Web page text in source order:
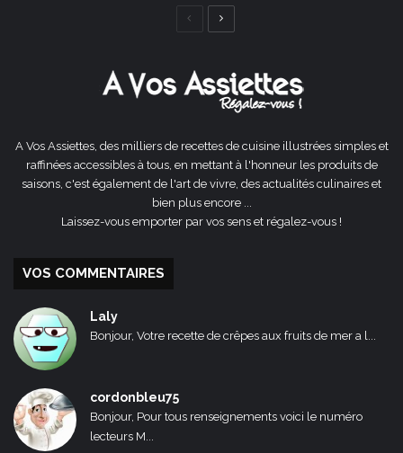
Page
A Vos Assiettes, des milliers de recettes de cuisine illustrées simples et
raffinées accessibles à tous, en mettant à l'honneur les produits de
saisons, c'est également de l'art de vivre, des actualités culinaires et
bien plus encore ...
Laissez-vous emporter par vos sens et régalez-vous !
VOS COMMENTAIRES
Laly
Bonjour, Votre recette de crêpes aux fruits de mer a l...
cordonbleu75
Bonjour, Pour tous renseignements voici le numéro
lecteurs M...